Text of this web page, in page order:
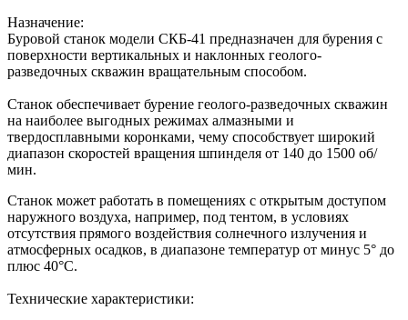
Назначение:
Буровой станок модели СКБ-41 предназначен для бурения с
поверхности вертикальных и наклонных геолого-
разведочных скважин вращательным способом.
Станок обеспечивает бурение геолого-разведочных скважин
на наиболее выгодных режимах алмазными и
твердосплавными коронками, чему способствует широкий
диапазон скоростей вращения шпинделя от 140 до 1500 об/
мин.
Станок может работать в помещениях с открытым доступом
наружного воздуха, например, под тентом, в условиях
отсутствия прямого воздействия солнечного излучения и
атмосферных осадков, в диапазоне температур от минус 5° до
плюс 40°С.
Технические характеристики: